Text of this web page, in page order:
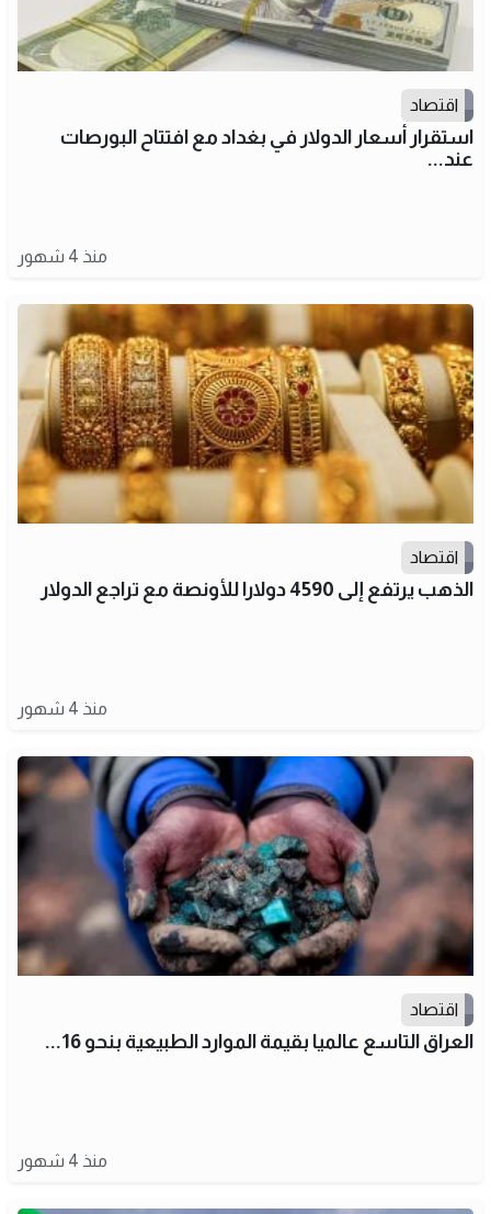
اقتصاد
استقرار أسعار الدولار في بغداد مع افتتاح البورصات
عند...
منذ 4 شهور
اقتصاد
الذهب يرتفع إلى 4590 دولارا للأونصة مع تراجع الدولار
منذ 4 شهور
اقتصاد
العراق التاسع عالميا بقيمة الموارد الطبيعية بنحو 16...
منذ 4 شهور